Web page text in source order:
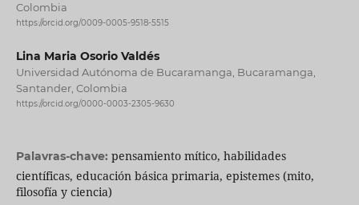
Colombia
https://orcid.org/0009-0005-9518-5515
Lina Maria Osorio Valdés
Universidad Autónoma de Bucaramanga, Bucaramanga,
Santander, Colombia
https://orcid.org/0000-0003-2305-9630
Palavras-chave: pensamiento mítico, habilidades
científicas, educación básica primaria, epistemes (mito,
filosofía y ciencia)